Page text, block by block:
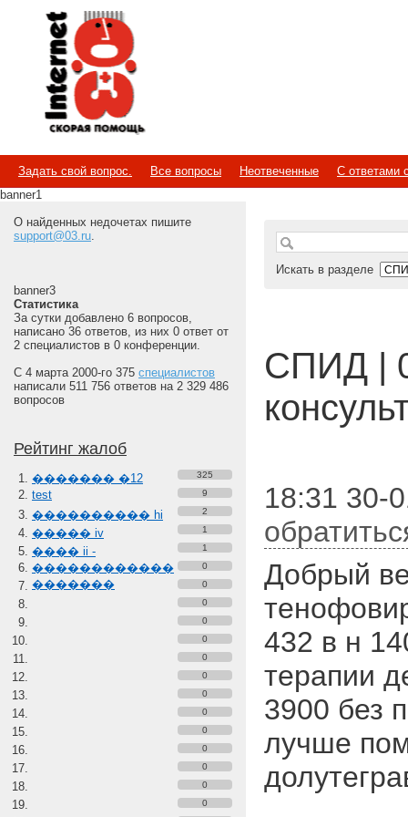
Internet
Скорая помощь
Задать свой вопрос. Все вопросы Неотвеченные
С ответами
banner1
О найденных недочетах пишите
support@03.ru.
banner3
Статистика
За сутки добавлено 6 вопросов,
написано 36 ответов, из них 0 ответ от
2 специалистов в 0 конференции.
С 4 марта 2000-го 375 специалистов
написали 511 756 ответов на 2 329 486
вопросов
Рейтинг жалоб
������� �12 325
test 9
���������� hi 2
����� iv 1
���� ii -
������������
�������
1
0
0
0
0
0
0
0
0
0
0
0
0
0
0
Искать в разделе
СПИД |
18:31 30-
Добрый
432 в н
терапии
3900 без
лучше